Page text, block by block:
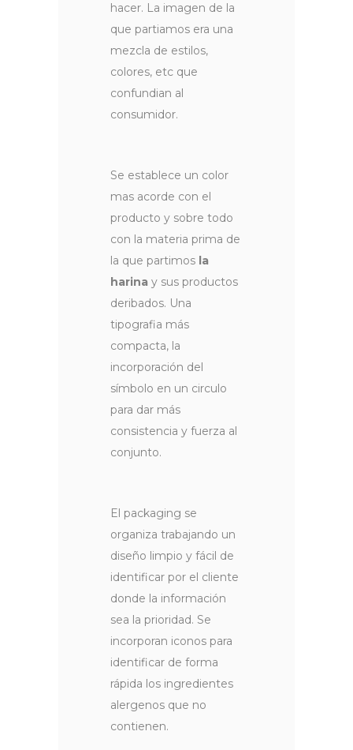
hacer. La imagen de la
que partiamos era una
mezcla de estilos,
colores, etc que
confundian al
consumidor.
Se establece un color
mas acorde con el
producto y sobre todo
con la materia prima de
la que partimos la
harina y sus productos
deribados. Una
tipografia más
compacta, la
incorporación del
símbolo en un circulo
para dar más
consistencia y fuerza al
conjunto.
El packaging se
organiza trabajando un
diseño limpio y fácil de
identificar por el cliente
donde la información
sea la prioridad. Se
incorporan iconos para
identificar de forma
rápida los ingredientes
alergenos que no
contienen.